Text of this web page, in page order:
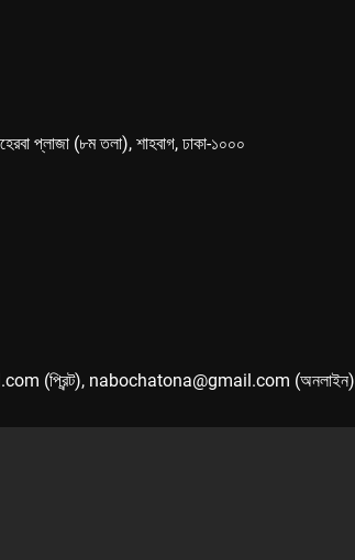
প্লাজা (৮ম তলা), শাহবাগ, ঢাকা-১০০০
(প্রিন্ট), nabochatona@gmail.com (অনলাইন)